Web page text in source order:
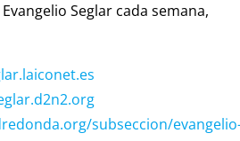
Seglar cada semana,
subseccion/